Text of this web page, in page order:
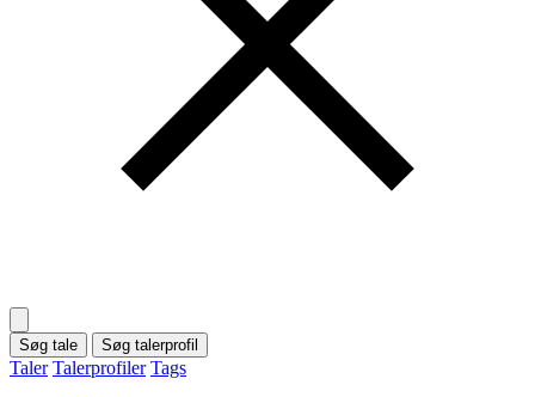
Søg tale Søg talerprofil
Taler Talerprofiler Tags